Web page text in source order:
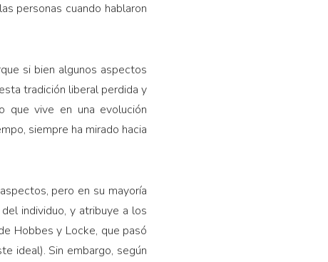
personas cuando hablaron
si bien algunos aspectos
tradición liberal perdida y
que vive en una evolución
siempre ha mirado hacia
pero en su mayoría
individuo, y atribuye a los
Hobbes y Locke, que pasó
ideal). Sin embargo, según